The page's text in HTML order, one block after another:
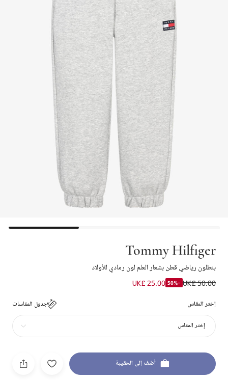
Tommy Hilfiger
بنطلون رياضي قطن بشعار العلم لون رمادي للأولاد
UK£ 50.00
-50%
UK£ 25.00
إختر المقاس جدول المقاسات
إختر المقاس
أضف إلى الحقيبة